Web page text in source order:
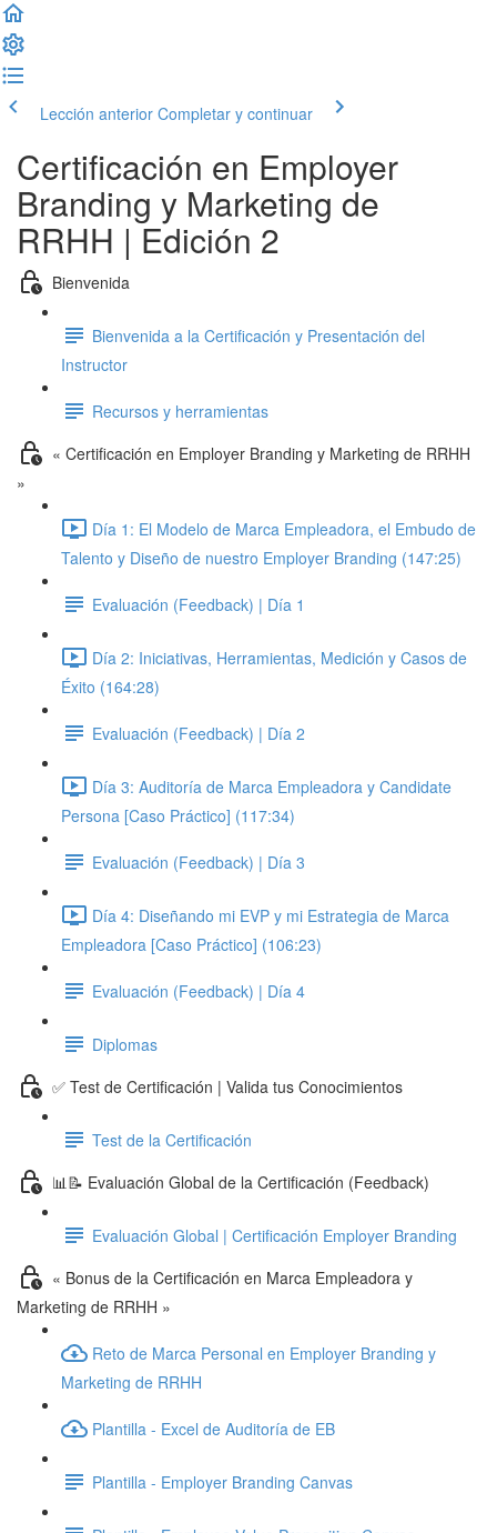
Lección anterior Completar y continuar
Certificación en Employer
Branding y Marketing de
RRHH | Edición 2
Bienvenida
Bienvenida a la Certificación y Presentación del
Instructor
Recursos y herramientas
« Certificación en Employer Branding y Marketing de RRHH
»
Día 1: El Modelo de Marca Empleadora, el Embudo de
Talento y Diseño de nuestro Employer Branding (147:25)
Evaluación (Feedback) | Día 1
Día 2: Iniciativas, Herramientas, Medición y Casos de
Éxito (164:28)
Evaluación (Feedback) | Día 2
Día 3: Auditoría de Marca Empleadora y Candidate
Persona [Caso Práctico] (117:34)
Evaluación (Feedback) | Día 3
Día 4: Diseñando mi EVP y mi Estrategia de Marca
Empleadora [Caso Práctico] (106:23)
Evaluación (Feedback) | Día 4
Diplomas
✅ Test de Certificación | Valida tus Conocimientos
Test de la Certificación
📊📝 Evaluación Global de la Certificación (Feedback)
Evaluación Global | Certificación Employer Branding
« Bonus de la Certificación en Marca Empleadora y
Marketing de RRHH »
Reto de Marca Personal en Employer Branding y
Marketing de RRHH
Plantilla - Excel de Auditoría de EB
Plantilla - Employer Branding Canvas